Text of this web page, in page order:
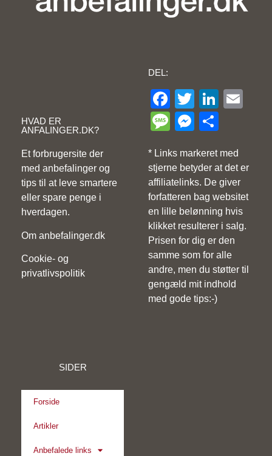
HVAD ER
ANFALINGER.DK?
Et forbrugersite der
med anbefalinger og
tips til at leve smartere
eller spare penge i
hverdagen.
Om anbefalinger.dk
Cookie- og
privatlivspolitik
DEL:
Facebook
Twitter
Message
* Links markeret med
stjerne betyder at det er
affiliatelinks. De giver
forfatteren bag websitet
en lille belønning hvis
klikket resulterer i salg.
Prisen for dig er den
samme som for alle
andre, men du støtter til
gengæld mit indhold
med gode tips:-)
SIDER
Forside
Artikler
Anbefalede links